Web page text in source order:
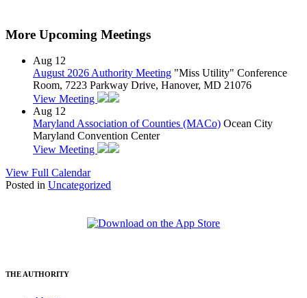
More Upcoming Meetings
Aug 12
August 2026 Authority Meeting "Miss Utility" Conference
Room, 7223 Parkway Drive, Hanover, MD 21076
View Meeting
Aug 12
Maryland Association of Counties (MACo) Ocean City
Maryland Convention Center
View Meeting
View Full Calendar
Posted in Uncategorized
THE AUTHORITY